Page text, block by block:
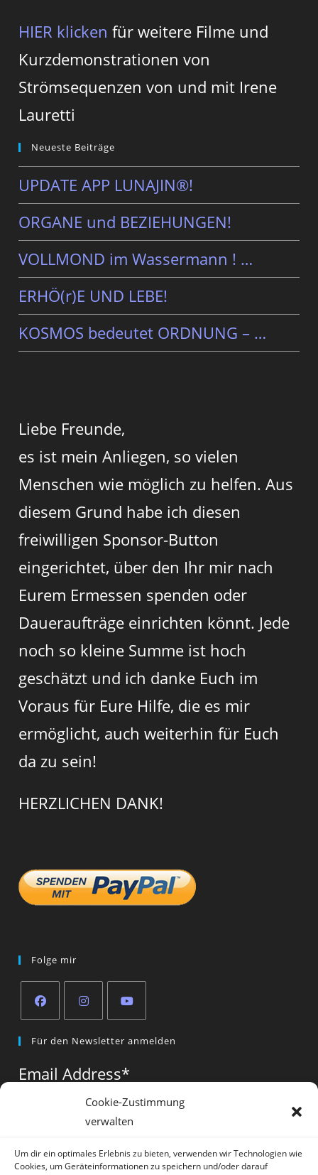
Cookie-Zustimmung
verwalten
Um dir ein optimales Erlebnis zu bieten, verwenden wir Technologien wie
Cookies, um Geräteinformationen zu speichern und/oder darauf
HIER klicken für weitere Filme und
Kurzdemonstrationen von
Strömsequenzen von und mit Irene
Lauretti
Neueste Beiträge
UPDATE APP LUNAJIN®!
ORGANE und BEZIEHUNGEN!
VOLLMOND im Wassermann ! …
ERHÖ(r)E UND LEBE!
KOSMOS bedeutet ORDNUNG – …
Liebe Freunde,
es ist mein Anliegen, so vielen
Menschen wie möglich zu helfen. Aus
diesem Grund habe ich diesen
freiwilligen Sponsor-Button
eingerichtet, über den Ihr mir nach
Eurem Ermessen spenden oder
Daueraufträge einrichten könnt. Jede
noch so kleine Summe ist hoch
geschätzt und ich danke Euch im
Voraus für Eure Hilfe, die es mir
ermöglicht, auch weiterhin für Euch
da zu sein!
HERZLICHEN DANK!
Folge mir
in
new
in
new
in
new
tab
Für den Newsletter anmelden
Email Address*
Vorname*